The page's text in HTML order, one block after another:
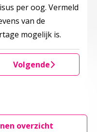
per oog. Vermeld
van de
mogelijk is.
Volgende
overzicht